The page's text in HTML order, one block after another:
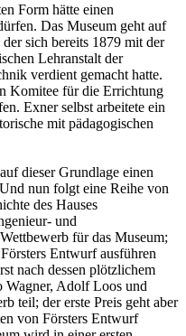
Form hätte einen
Das Museum geht auf
sich bereits 1879 mit der
Lehranstalt der
verdient gemacht hatte.
Komitee für die Errichtung
Exner selbst arbeitete ein
mit pädagogischen
dieser Grundlage einen
nun folgt eine Reihe von
des Hauses
und
für das Museum;
Entwurf ausführen
nach dessen plötzlichem
Wagner, Adolf Loos und
teil; der erste Preis geht aber
von Försters Entwurf